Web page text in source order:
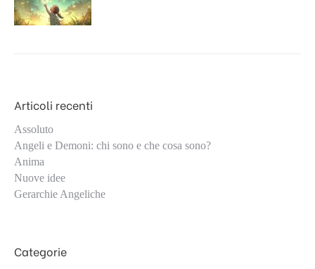
Articoli recenti
Assoluto
Angeli e Demoni: chi sono e che cosa sono?
Anima
Nuove idee
Gerarchie Angeliche
Categorie